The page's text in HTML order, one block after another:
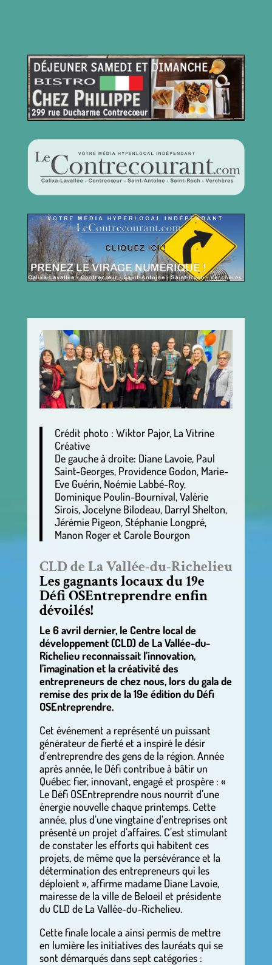
Crédit photo : Wiktor Pajor, La Vitrine
Créative
De gauche à droite: Diane Lavoie, Paul
Saint-Georges, Providence Godon, Marie-
Eve Guérin, Noémie Labbé-Roy,
Dominique Poulin-Bournival, Valérie
Sirois, Jocelyne Bilodeau, Darryl Shelton,
Jérémie Pigeon, Stéphanie Longpré,
Manon Roger et Carole Bourgon
CLD de La Vallée-du-Richelieu
Les gagnants locaux du 19e
Défi OSEntreprendre enfin
dévoilés!
Le 6 avril dernier, le Centre local de
développement (CLD) de La Vallée-du-
Richelieu reconnaissait l’innovation,
l’imagination et la créativité des
entrepreneurs de chez nous, lors du gala de
remise des prix de la 19e édition du Défi
OSEntreprendre.
Cet événement a représenté un puissant
générateur de fierté et a inspiré le désir
d’entreprendre des gens de la région. Année
après année, le Défi contribue à bâtir un
Québec fier, innovant, engagé et prospère : «
Le Défi OSEntreprendre nous nourrit d’une
énergie nouvelle chaque printemps. Cette
année, plus d’une vingtaine d’entreprises ont
présenté un projet d’affaires. C’est stimulant
de constater les efforts qui habitent ces
projets, de même que la persévérance et la
détermination des entrepreneurs qui les
déploient », affirme madame Diane Lavoie,
mairesse de la ville de Beloeil et présidente
du CLD de La Vallée-du-Richelieu.
Cette finale locale a ainsi permis de mettre
en lumière les initiatives des lauréats qui se
sont démarqués dans sept catégories :